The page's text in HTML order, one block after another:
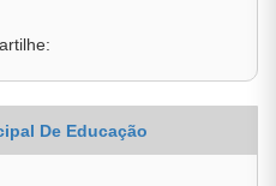
De Educação